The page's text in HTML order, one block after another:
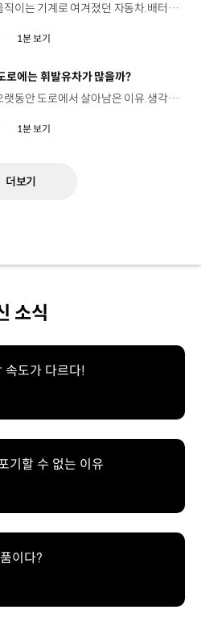
엔진으로 움직이는 기계로 여겨졌던 자동차.배터리와 소프트웨어를 통해 어떻게 바뀌고 있을까요? 현대진행형 팟캐스트 EP.21에서 확인하세요.📻 #현대자동차그룹 #현대진행형 #모빌리티팟캐스트 #SDV #전기차 #연료 #미래모빌리티 #모빌리티
1분 보기
로에는 휘발유차가 많을까?
휘발유가 오랫동안 도로에서 살아남은 이유.생각보다 강력한 장점이 있었습니다. 현대진행형 팟캐스트 EP.21에서 확인하세요.📻 #현대자동차그룹 #현대진행형 #모빌리티팟캐스트 #휘발유 #내연기관 #연료 #미래모빌리티 #모빌리티
1분 보기
더보기
소식
속도가 다르다!
기할 수 없는 이유
이다?